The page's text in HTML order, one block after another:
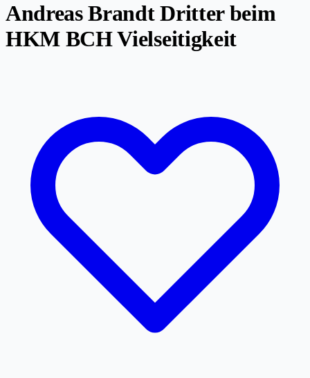
Andreas Brandt Dritter beim
HKM BCH Vielseitigkeit